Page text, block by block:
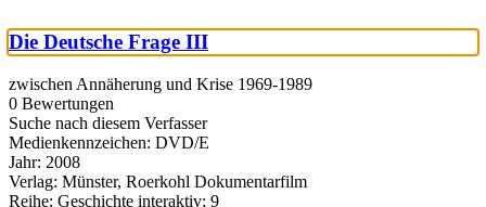
Die Deutsche Frage III
zwischen Annäherung und Krise 1969-1989
0 Bewertungen
Suche nach diesem Verfasser
Medienkennzeichen: DVD/E
Jahr: 2008
Verlag: Münster, Roerkohl Dokumentarfilm
Reihe: Geschichte interaktiv; 9